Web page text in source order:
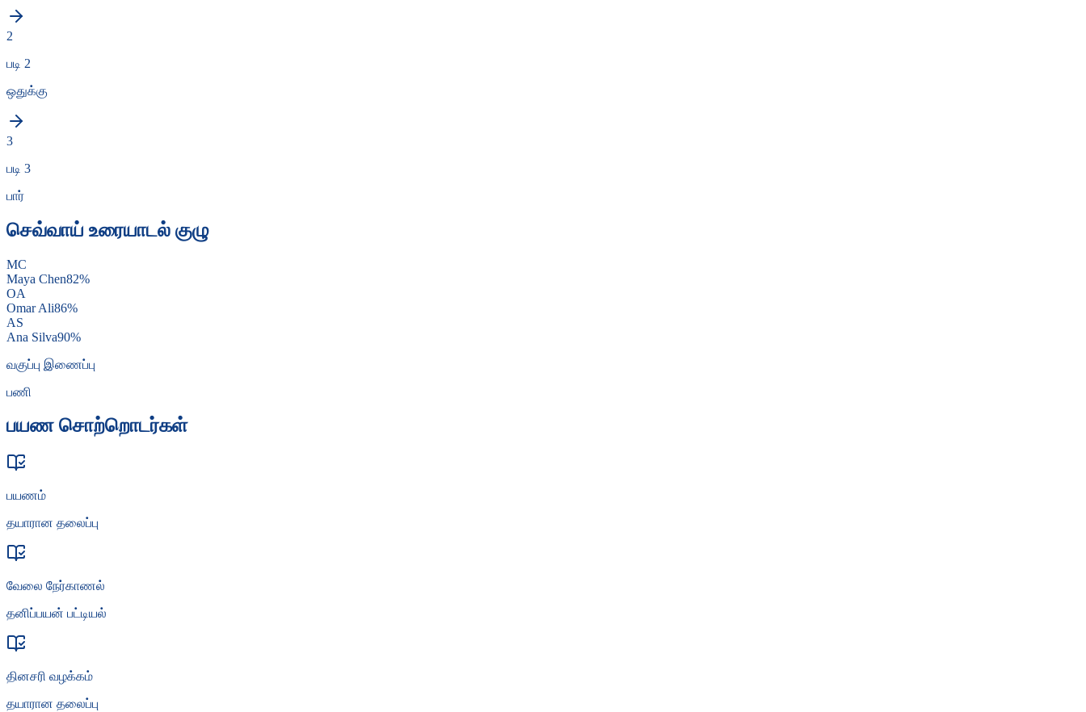
2
படி 2
ஒதுக்கு
3
படி 3
பார்
செவ்வாய் உரையாடல் குழு
MC
Maya Chen82%
OA
Omar Ali86%
AS
Ana Silva90%
வகுப்பு இணைப்பு
பணி
பயண சொற்றொடர்கள்
பயணம்
தயாரான தலைப்பு
வேலை நேர்காணல்
தனிப்பயன் பட்டியல்
தினசரி வழக்கம்
தயாரான தலைப்பு